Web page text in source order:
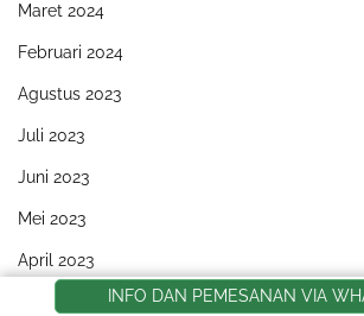
Maret 2024
Februari 2024
Agustus 2023
Juli 2023
Juni 2023
Mei 2023
April 2023
Februari 2023INFO DAN PEMESANAN VIA